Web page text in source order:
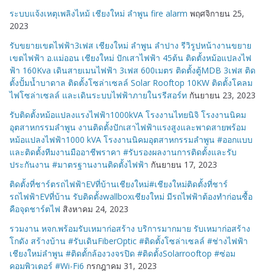
ระบบแจ้งเหตุเพลิงไหม้ เชียงใหม่ ลำพูน fire alarm พฤศจิกายน 25,
2023
รับขยายเขตไฟฟ้า3เฟส เชียงใหม่ ลำพูน ลำปาง รีวิรูปหน้างานขยาย
เขตไฟฟ้า อ.แม่ออน เชียงใหม่ ปักเสาไฟฟ้า 45ต้น ติดตั้งหม้อแปลงไฟ
ฟ้า 160Kva เดินสายเมนไฟฟ้า 3เฟส 600เมตร ติดตั้งตู้MDB 3เฟส ติด
ตั้งปั้มน้ำบาดาล ติดตั้งโซล่าเซลล์ Solar Rooftop 10KW ติดตั้งโคลม
ไฟโซล่าเซลล์ และเดินระบบไฟฟ้าภายในรรีสอร์ท กันยายน 23, 2023
รับติดตั้งหม้อแปลงแรงไฟฟ้า1000kVA โรงงานไทยนิจิ โรงงานนิคม
อุตสาหกรรมลำพูน งานติดตั้งปักเสาไฟฟ้าแรงสูงและพาดสายพร้อม
หม้อแปลงไฟฟ้า1000 kVA โรงงานนิคมอุตสาหกรรมลำพูน #ออกแบบ
และติดตั้งทีมงานมืออาชีพราคา #รับรองผลงานการติดตั้งและรับ
ประกันงาน #มาตรฐานงานติดตั้งไฟฟ้า กันยายน 17, 2023
ติดตั้งที่ชาร์ตรถไฟฟ้าEVที่บ้านเชียงใหม่#เชียงใหม่ติดตั้งที่ชาร์
รถไฟฟ้าEVที่บ้าน รับติดตั้งwallboxเชียงใหม่ มีรถไฟฟ้าต้องทำก่อนซื้อ
คือจุดชาร์ตไฟ สิงหาคม 24, 2023
รวมงาน หจก.พร้อมรับเหมาก่อสร้าง บริการมากมาย รับเหมาก่อสร้าง
โกดัง สร้างบ้าน #รับเดินFiberOptic #ติดตั้งโซล่าเซลล์ #ช่างไฟฟ้า
เชียงใหม่ลำพูน #ติดตั้กล้องวงจรปิด #ติดตั้งSolarrooftop #ซ่อม
คอมพิวเตอร์ #Wi-Fi6 กรกฎาคม 31, 2023